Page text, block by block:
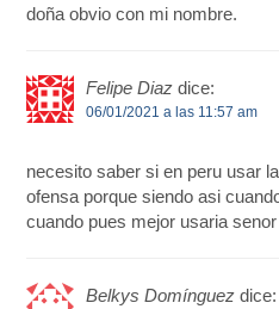
doña obvio con mi nombre.
Felipe Diaz dice:
06/01/2021 a las 11:57 am
necesito saber si en peru usar
ofensa porque siendo asi
cuando pues mejor usaria
Belkys Domínguez dice: